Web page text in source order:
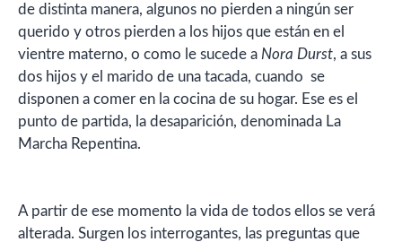
de distinta manera, algunos no pierden a ningún ser
querido y otros pierden a los hijos que están en el
vientre materno, o como le sucede a Nora Durst, a sus
dos hijos y el marido de una tacada, cuando se
disponen a comer en la cocina de su hogar. Ese es el
punto de partida, la desaparición, denominada La
Marcha Repentina.
A partir de ese momento la vida de todos ellos se verá
alterada. Surgen los interrogantes, las preguntas que